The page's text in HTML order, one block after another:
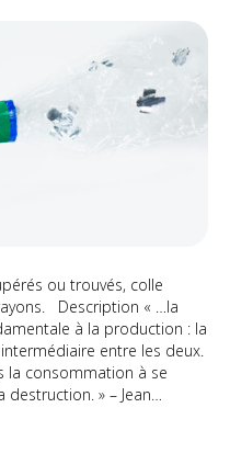
ou trouvés, colle
Description « …la
à la production : la
entre les deux.
la consommation à se
destruction. » – Jean…